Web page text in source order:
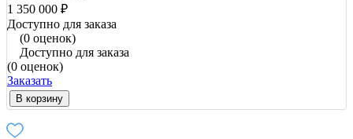
1 350 000 ₽
Доступно для заказа
(0 оценок)
Доступно для заказа
(0 оценок)
Заказать
В корзину